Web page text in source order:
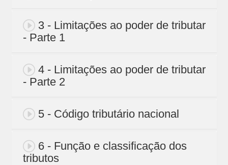
3 - Limitações ao poder de tributar
- Parte 1
4 - Limitações ao poder de tributar
- Parte 2
5 - Código tributário nacional
6 - Função e classificação dos
tributos